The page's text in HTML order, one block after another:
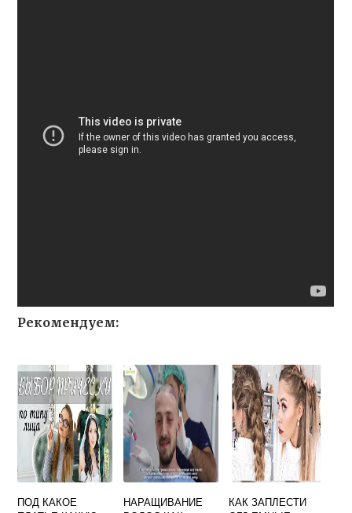
Рекомендуем:
ПОД КАКОЕ
НАРАЩИВАНИЕ
КАК ЗАПЛЕСТИ